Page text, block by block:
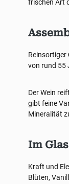
frischen Art
Reinsortiger
von rund 55
Der Wein
gibt feine
Mineralität
Im Glas
Kraft und
Blüten,